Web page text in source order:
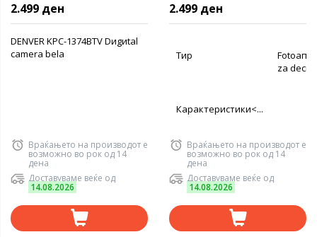
2.499 ден
DENVER KPC-1374BTV Dиgиtal
camera bela
Враќањето на производот е
возможно во рок од 14
дена
Доставуваме веќе од
14.08.2026
2.499 ден
Tиp
za decво
Карактеристики<...
Враќањето на производот е
возможно во рок од 14
дена
Доставуваме веќе од
14.08.2026